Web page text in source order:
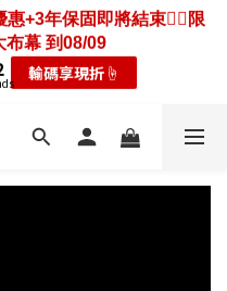
｜廚餘大師快閃送3年保
09
耗材大禮包☝️
輸碼享現折☝️
｜廚餘大師快閃送3年保
09